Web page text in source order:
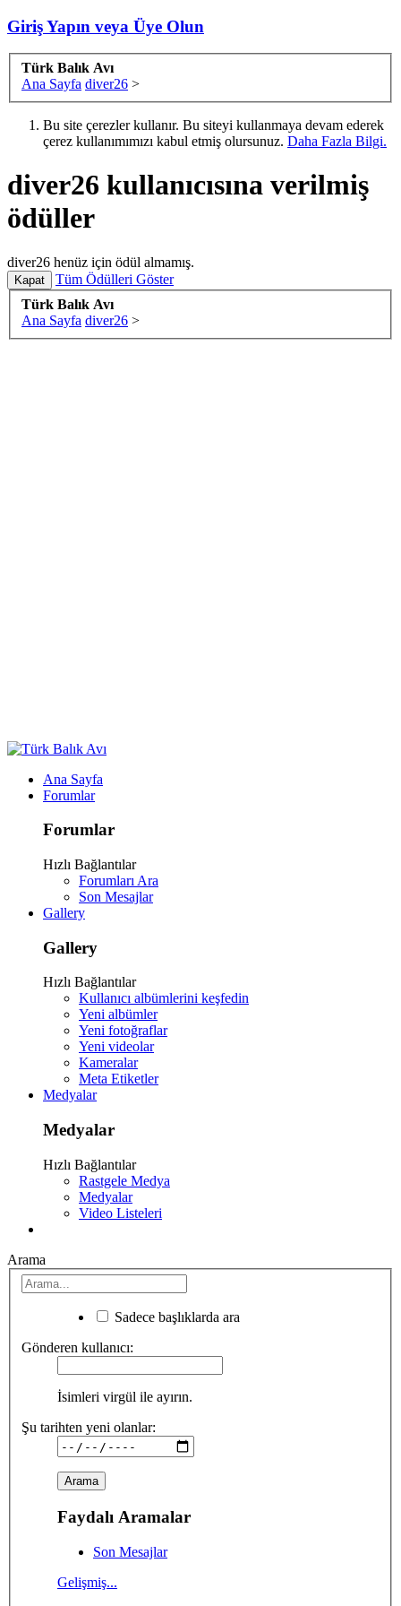
Giriş Yapın veya Üye Olun
Türk Balık Avı
Ana Sayfa diver26 >
Bu site çerezler kullanır. Bu siteyi kullanmaya devam ederek
çerez kullanımımızı kabul etmiş olursunuz. Daha Fazla Bilgi.
diver26 kullanıcısına verilmiş
ödüller
diver26 henüz için ödül almamış.
Tüm Ödülleri Göster
Türk Balık Avı
Ana Sayfa diver26 >
Ana Sayfa
Forumlar
Forumlar
Hızlı Bağlantılar
Forumları Ara
Son Mesajlar
Gallery
Gallery
Hızlı Bağlantılar
Kullanıcı albümlerini keşfedin
Yeni albümler
Yeni fotoğraflar
Yeni videolar
Kameralar
Meta Etiketler
Medyalar
Medyalar
Hızlı Bağlantılar
Rastgele Medya
Medyalar
Video Listeleri
Arama
Sadece başlıklarda ara
Gönderen kullanıcı:
İsimleri virgül ile ayırın.
Şu tarihten yeni olanlar:
Faydalı Aramalar
Son Mesajlar
Gelişmiş...